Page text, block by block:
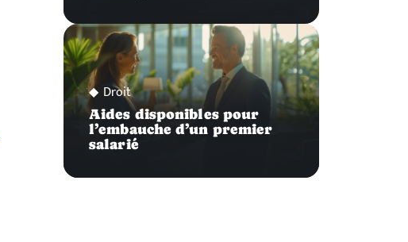
Droit
Aides disponibles pour
l’embauche d’un premier
salarié